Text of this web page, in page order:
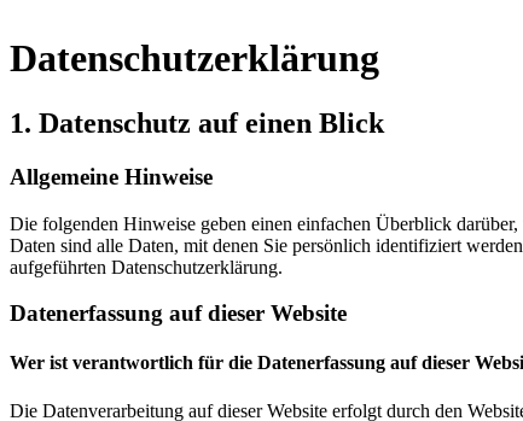
Datenschutz­erklärung
1. Datenschutz auf einen Blick
Allgemeine Hinweise
Die folgenden Hinweise geben einen einfachen Überblick
Daten sind alle Daten, mit denen Sie persönlich identifiziert
aufgeführten Datenschutzerklärung.
Datenerfassung auf dieser Website
Wer ist verantwortlich für die Datenerfassung auf dieser
Die Datenverarbeitung auf dieser Website erfolgt durch den